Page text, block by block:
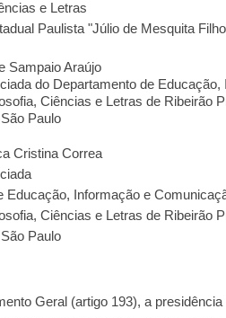
e Letras
Paulista "Júlio de Mesquita
Sampaio Araújo
do Departamento de
Ciências e Letras de Ribeirão
Paulo
Cristina Correa
Educação, Informação e
Ciências e Letras de Ribeirão
Paulo
Geral (artigo 193), a